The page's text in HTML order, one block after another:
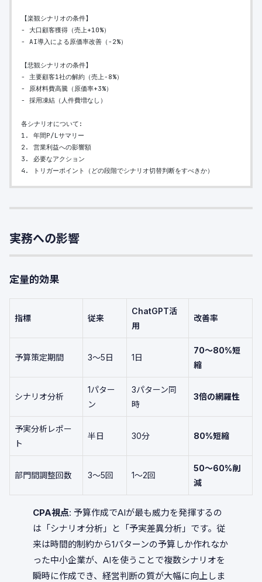
【楽観シナリオの条件】
- 大口顧客獲得（売上+10%）
- AI導入による原価率改善（-2%）
【悲観シナリオの条件】
- 主要顧客1社の解約（売上-8%）
- 原材料費高騰（原価率+3%）
- 採用凍結（人件費増なし）
各シナリオについて:
1. 年間P/Lサマリー
2. 営業利益への影響額
3. 必要なアクション
4. トリガーポイント（どの段階でシナリオ切替判断をすべきか）
実務への影響
定量的効果
指標 従来
ChatGPT活
用
改善率
予算策定期間 3〜5日 1日
70〜80%短
縮
シナリオ分析
1パター
ン
3パターン同
時
3倍の網羅性
予実分析レポー
ト
半日 30分 80%短縮
部門間調整回数 3〜5回 1〜2回
50〜60%削
減
CPA視点: 予算作成でAIが最も威力を発揮するの
は「シナリオ分析」と「予実差異分析」です。従
来は時間的制約から1パターンの予算しか作れなか
った中小企業が、AIを使うことで複数シナリオを
瞬時に作成でき、経営判断の質が大幅に向上しま